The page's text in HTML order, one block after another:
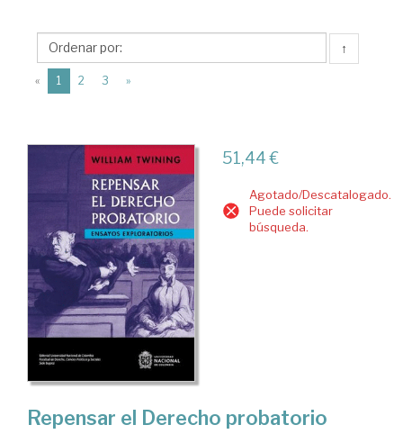
Universidad
Nacional
de
↑
« 1 (current)
2 3 »
51,44 €
Agotado/Descatalogado.
Puede solicitar
búsqueda.
Repensar el Derecho probatorio